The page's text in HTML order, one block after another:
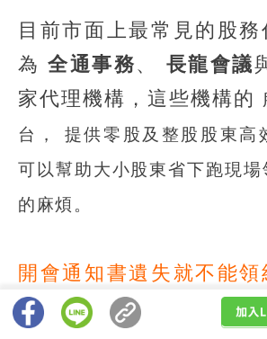
目前市面上最常見的股務
為全通事務、 長龍會議
家代理機構，這些機構的
台，
提供零股及整股股東高
可以幫助大小股東省下跑現場
的麻煩。
開會通知書遺失就不能領
這樣做就能補救